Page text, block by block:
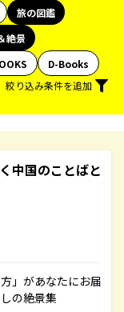
旅の図鑑
絶景
D-Books
絞り込み条件を追加
中国のことばと
」があなたにお届
の絶景集